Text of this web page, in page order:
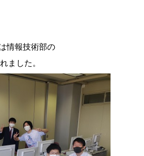
情報技術部の
ました。